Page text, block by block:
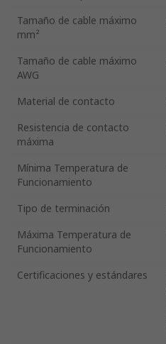
Tamaño de cable máximo
mm²
Tamaño de cable máximo
AWG
Material de contacto
Resistencia de contacto
máxima
Mínima Temperatura de
Funcionamiento
Tipo de terminación
Máxima Temperatura de
Funcionamiento
Certificaciones y estándares